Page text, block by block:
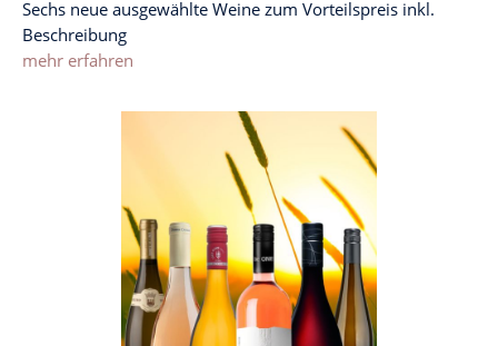
Sechs neue ausgewählte Weine zum Vorteilspreis inkl.
Beschreibung
mehr erfahren